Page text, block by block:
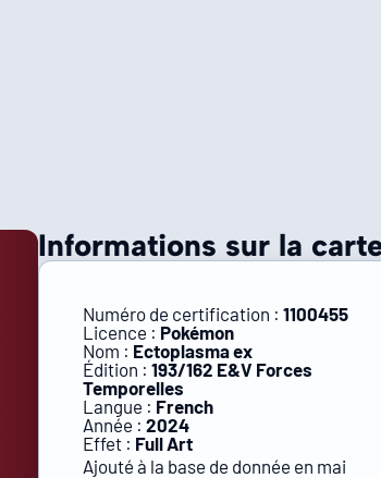
Informations sur la
Numéro de certification :1100455
Licence : Pokémon
Nom : Ectoplasma ex
Édition :193/162 E&V Forces
Temporelles
Langue : French
Année :2024
Effet : Full Art
Ajouté à la base de donnée en mai